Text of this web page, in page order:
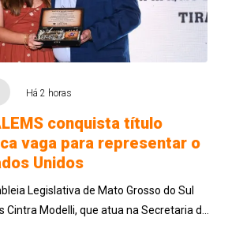
Há 2 horas
conquista título
vaga para representar o
Unidos
Legislativa de Mato Grosso do Sul
Cintra Modelli, que atua na Secretaria de